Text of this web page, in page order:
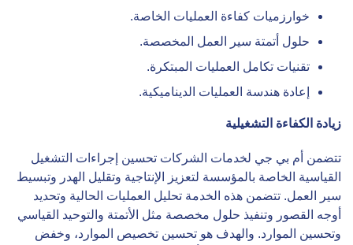
خوارزميات كفاءة العمليات الخاصة.
حلول أتمتة سير العمل المخصصة.
تقنيات تكامل العمليات المبتكرة.
إعادة هندسة العمليات الديناميكية.
زيادة الكفاءة التشغيلية
تتضمن أم بي جي لخدمات الشركات تحسين إجراءات التشغيل
القياسية الخاصة بالمؤسسة لتعزيز الإنتاجية وتقليل الهدر وتبسيط
سير العمل. تتضمن هذه الخدمة تحليل العمليات الحالية وتحديد
أوجه القصور وتنفيذ حلول مخصصة مثل الأتمتة والتوحيد القياسي
وتحسين الموارد. والهدف هو تحسين تخصيص الموارد، وخفض